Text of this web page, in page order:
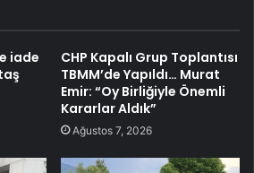
iade
CHP Kapalı Grup Toplantısı
TBMM’de Yapıldı… Murat
Emir: “Oy Birliğiyle Önemli
Kararlar Aldık”
Ağustos 7, 2026